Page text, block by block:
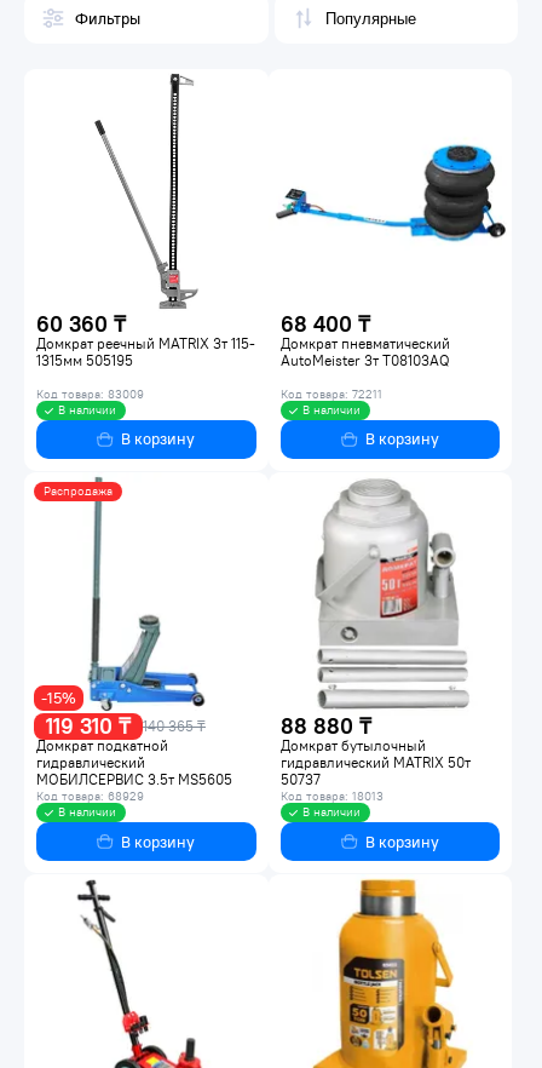
Фильтры
60 360 ₸
Домкрат реечный MATRIX 3т 115-
1315мм 505195
Код товара: 83009
В наличии
В корзину
68 400 ₸
Домкрат пневматический
AutoMeister 3т T08103AQ
Код товара: 72211
В наличии
В корзину
Распродажа
119 310 ₸ 140 365 ₸
-15%
Домкрат подкатной
гидравлический
МОБИЛСЕРВИС 3.5т MS5605
Код товара: 68929
В наличии
В корзину
88 880 ₸
Домкрат бутылочный
гидравлический MATRIX 50т
50737
Код товара: 18013
В наличии
В корзину